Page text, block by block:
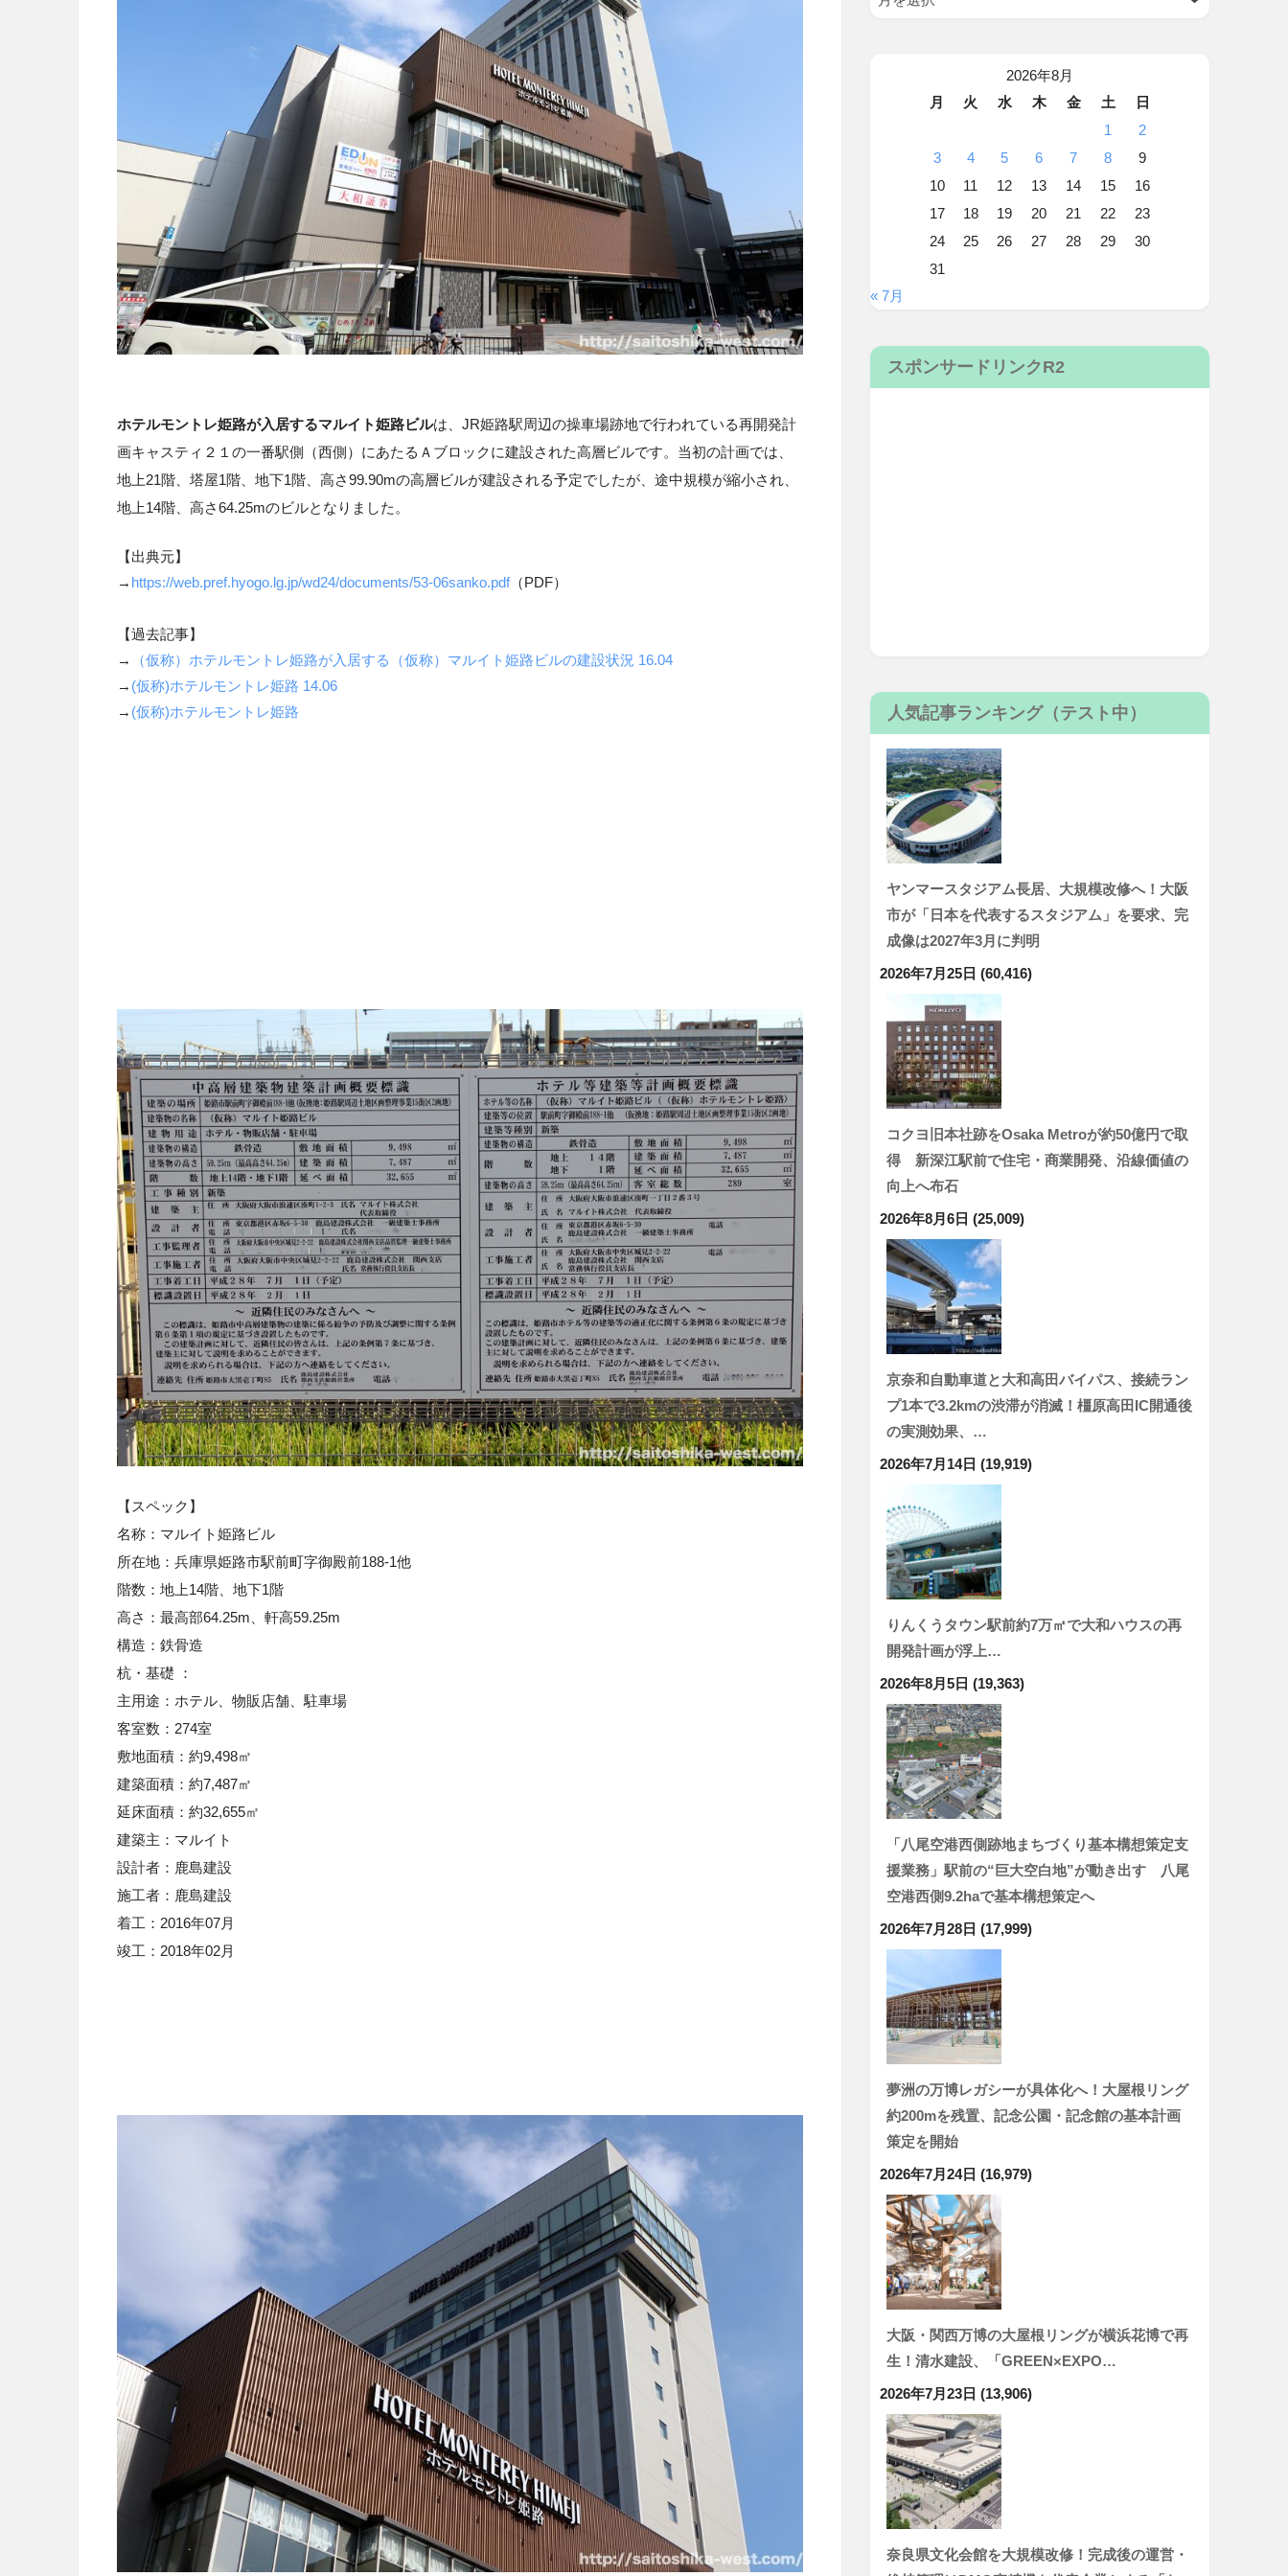
ホテルモントレ姫路が入居するマルイト姫路ビルは、JR姫路駅周辺の操車場跡地で行われている再開発計
画キャスティ２１の一番駅側（西側）にあたる Ａブロックに建設された高層ビルです。当初の計画では、
地上21階、塔屋1階、地下1階、高さ99.90mの高層ビルが建設される予定でしたが、途中規模が縮小され、
地上14階、高さ64.25mのビルとなりました。
【出典元】
→ https://web.pref.hyogo.lg.jp/wd24/documents/53-06sanko.pdf（PDF）
【過去記事】
→
（仮称）ホテルモントレ姫路が入居する（仮称）マルイト姫路ビルの建設状況 16.04
→ (仮称)ホテルモントレ姫路 14.06
→ (仮称)ホテルモントレ姫路
【スペック】
名称： マルイト姫路ビル
所在地 ： 兵庫県姫路市駅前町字御殿前188-1他
階数： 地上14階、地下1階
高さ： 最高部64.25m、軒高59.25m
構造 ：鉄骨造
杭・基礎 ：
主用途：ホテル、物販店舗、駐車場
客室数： 274室
敷地面積： 約9,498㎡
建築面積： 約7,487㎡
延床面積： 約32,655㎡
建築主 ： マルイト
設計者 ： 鹿島建設
施工者 ： 鹿島建設
着工： 2016年07月
竣工 ： 2018年02月
2026年8月
月
火 水 木 金 土
日
1
2
3
4 5 6 7 8
9
10
11 12 13 14 15
16
17
18 19 20 21 22
23
24
25 26 27 28 29
30
31
« 7月
スポンサードリンクR2
人気記事ランキング（テスト中）
ヤンマースタジアム長居、大規模改修へ！大阪
市が「日本を代表するスタジアム」を要求、完
成像は2027年3月に判明
2026年7月25日 (60,416)
コクヨ旧本社跡をOsaka Metroが約50億円で取
得 新深江駅前で住宅・商業開発、沿線価値の
向上へ布石
2026年8月6日 (25,009)
京奈和自動車道と大和高田バイパス、接続ラン
プ1本で3.2kmの渋滞が消滅！橿原高田IC開通後
の実測効果、…
2026年7月14日 (19,919)
りんくうタウン駅前約7万㎡で大和ハウスの再
開発計画が浮上…
2026年8月5日 (19,363)
「八尾空港西側跡地まちづくり基本構想策定支
援業務」駅前の“巨大空白地”が動き出す 八尾
空港西側9.2haで基本構想策定へ
2026年7月28日 (17,999)
夢洲の万博レガシーが具体化へ！大屋根リング
約200mを残置、記念公園・記念館の基本計画
策定を開始
2026年7月24日 (16,979)
大阪・関西万博の大屋根リングが横浜花博で再
生！清水建設、「GREEN×EXPO…
2026年7月23日 (13,906)
奈良県文化会館を大規模改修！完成後の運営・